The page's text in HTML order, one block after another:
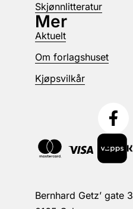
Bernhard Getz’ gate 3
Skjønnlitteratur
Mer
Aktuelt
Om forlagshuset
Kjøpsvilkår